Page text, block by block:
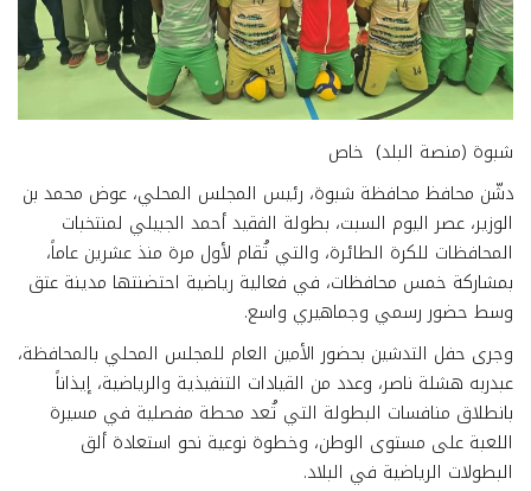
شبوة (منصة البلد) خاص
دشّن محافظ محافظة شبوة، رئيس المجلس المحلي، عوض محمد بن
الوزير، عصر اليوم السبت، بطولة الفقيد أحمد الجبيلي لمنتخبات
المحافظات للكرة الطائرة، والتي تُقام لأول مرة منذ عشرين عاماً،
بمشاركة خمس محافظات، في فعالية رياضية احتضنتها مدينة عتق
وسط حضور رسمي وجماهيري واسع.
وجرى حفل التدشين بحضور الأمين العام للمجلس المحلي بالمحافظة،
عبدربه هشلة ناصر، وعدد من القيادات التنفيذية والرياضية، إيذاناً
بانطلاق منافسات البطولة التي تُعد محطة مفصلية في مسيرة
اللعبة على مستوى الوطن، وخطوة نوعية نحو استعادة ألق
البطولات الرياضية في البلاد.